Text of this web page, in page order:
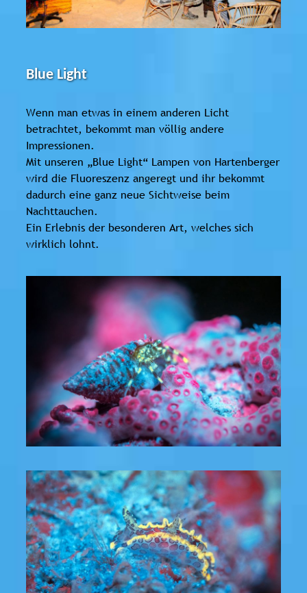
Blue Light
Wenn man etwas in einem anderen Licht
betrachtet, bekommt man völlig andere
Impressionen.
Mit unseren „Blue Light“ Lampen von Hartenberger
wird die Fluoreszenz angeregt und ihr bekommt
dadurch eine ganz neue Sichtweise beim
Nachttauchen.
Ein Erlebnis der besonderen Art, welches sich
wirklich lohnt.